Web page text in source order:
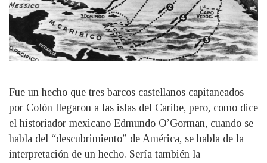
Fue un hecho que tres barcos castellanos capitaneados
por Colón llegaron a las islas del Caribe, pero, como dice
el historiador mexicano Edmundo O’Gorman, cuando se
habla del “descubrimiento” de América, se habla de la
interpretación de un hecho. Sería también la